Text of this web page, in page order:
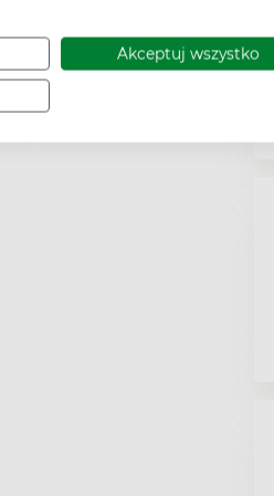
Akceptuj wszystko